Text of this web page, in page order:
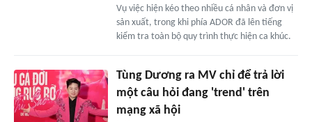
Vụ việc hiện kéo theo nhiều cá nhân và đơn vị
sản xuất, trong khi phía ADOR đã lên tiếng
kiểm tra toàn bộ quy trình thực hiện ca khúc.
Tùng Dương ra MV chỉ để trả lời
một câu hỏi đang 'trend' trên
mạng xã hội